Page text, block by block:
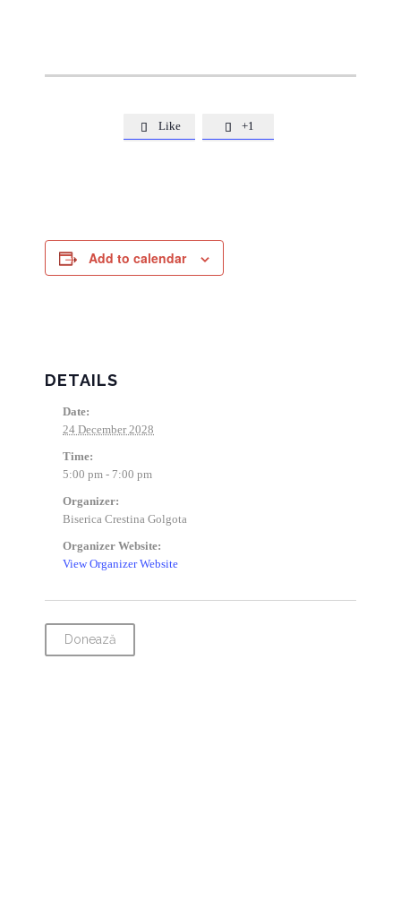
 Like  +1
Add to calendar
DETAILS
Date:
24 December 2028
Time:
5:00 pm - 7:00 pm
Organizer:
Biserica Crestina Golgota
Organizer Website:
View Organizer Website
Donează